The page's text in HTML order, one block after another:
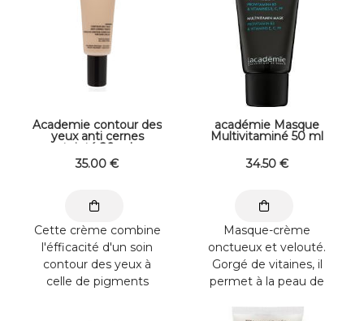
Academie contour des
yeux anti cernes
teinté 20 ml
35.00 €
Cette crème combine
l'éfficacité d'un soin
contour des yeux à
celle de pigments
académie Masque
Multivitaminé 50 ml
34.50 €
Masque-crème
onctueux et velouté.
Gorgé de vitaines, il
permet à la peau de